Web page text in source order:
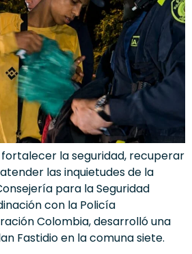
la seguridad, recuperar
las inquietudes de la
para la Seguridad
con la Policía
Colombia, desarrolló una
Fastidio en la comuna siete.